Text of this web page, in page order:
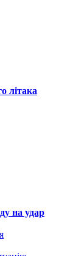
літака
на удар